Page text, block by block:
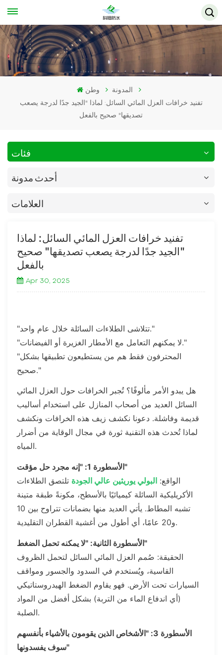
وطن
المدونة
تفنيد خرافات العزل المائي السائل: لماذا "الجيد جدًا لدرجة يصعب
تصديقها" صحيح بالفعل
فئات
أحدث مدونة
العلامات
تفنيد خرافات العزل المائي السائل: لماذا
"الجيد جدًا لدرجة يصعب تصديقها" صحيح
بالفعل
Apr 30, 2025
"تتلاشى الطلاءات السائلة خلال عام واحد."
"لا يمكنهم التعامل مع الأمطار الغزيرة أو الفيضانات."
"المحترفون فقط هم من يستطيعون تطبيقها بشكل
صحيح."
هل يبدو الأمر مألوفًا؟ تُجبر الخرافات حول العزل المائي
السائل العديد من أصحاب المنازل على استخدام أساليب
قديمة وفاشلة. دعونا نكشف زيف هذه الخرافات ونكشف
لماذا تُحدث هذه التقنية ثورة في مجال الوقاية من أضرار
المياه.
الأسطورة 1: "إنه مجرد حل مؤقت"
الواقع: البولي يوريثين عالي الجودة تلتصق الطلاءات
الأكريليكية السائلة كيميائيًا بالأسطح، مكونةً طبقة متينة
تشبه المطاط. يأتي العديد منها بضمانات تتراوح بين 10
و20 عامًا، أي أطول من أغشية القطران التقليدية.
الأسطورة الثانية: "لا يمكنه تحمل الضغط"
الحقيقة: صُمم العزل المائي السائل لتحمل الظروف
القاسية، ويُستخدم في السدود والجسور ومواقف
السيارات تحت الأرض. فهو يقاوم الضغط الهيدروستاتيكي
(أي اندفاع الماء من التربة) بشكل أفضل من المواد
الصلبة.
الأسطورة 3: "الأشخاص الذين يقومون بالأشياء بأنفسهم
سوف يفسدونها"